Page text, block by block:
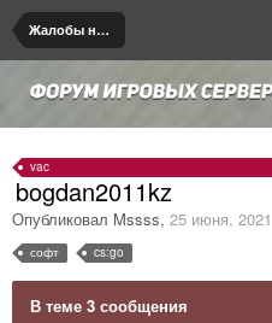
Жалобы на игроков/админов
vac
bogdan2011kz
Опубликовал Mssss, 25 июня, 2021
софт cs:go
В теме 3 сообщения